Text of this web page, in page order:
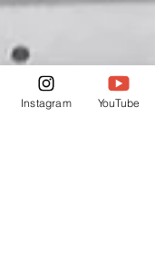
Instagram YouTube